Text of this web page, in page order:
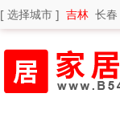
[ 选择城市 ] 吉林 长春